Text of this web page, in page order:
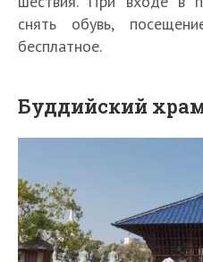
снять обувь,
бесплатное.
Буддийский